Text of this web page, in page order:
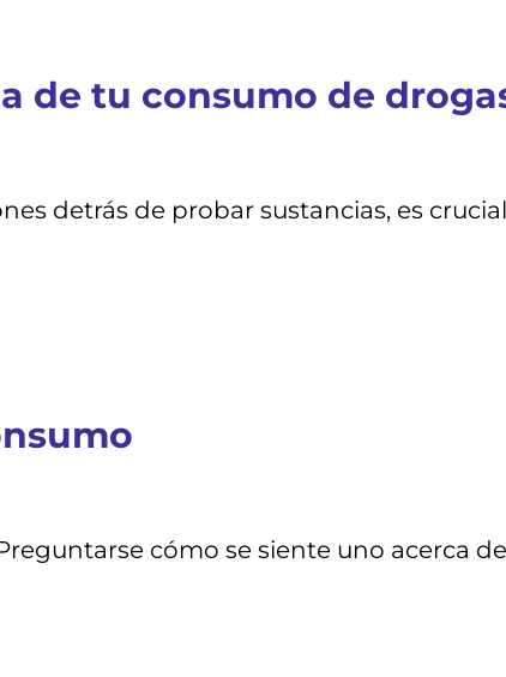
de tu consumo de
detrás de probar sustancias, es
cómo se siente uno acerca